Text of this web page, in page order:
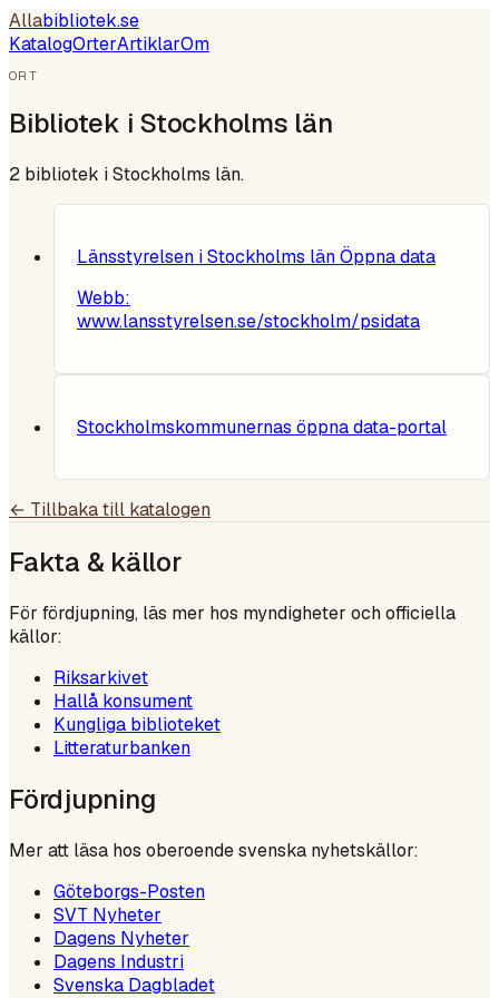
Allabibliotek.se
KatalogOrterArtiklarOm
ORT
Bibliotek i Stockholms län
2 bibliotek iStockholms län.
Länsstyrelsen i Stockholms län Öppna data
Webb:
www.lansstyrelsen.se/stockholm/psidata
Stockholmskommunernas öppna data-portal
← Tillbaka till katalogen
Fakta & källor
För fördjupning, läs mer hos myndigheter och officiella
källor:
Riksarkivet
Hallå konsument
Kungliga biblioteket
Litteraturbanken
Fördjupning
Mer att läsa hos oberoende svenska nyhetskällor:
Göteborgs-Posten
SVT Nyheter
Dagens Nyheter
Dagens Industri
Svenska Dagbladet